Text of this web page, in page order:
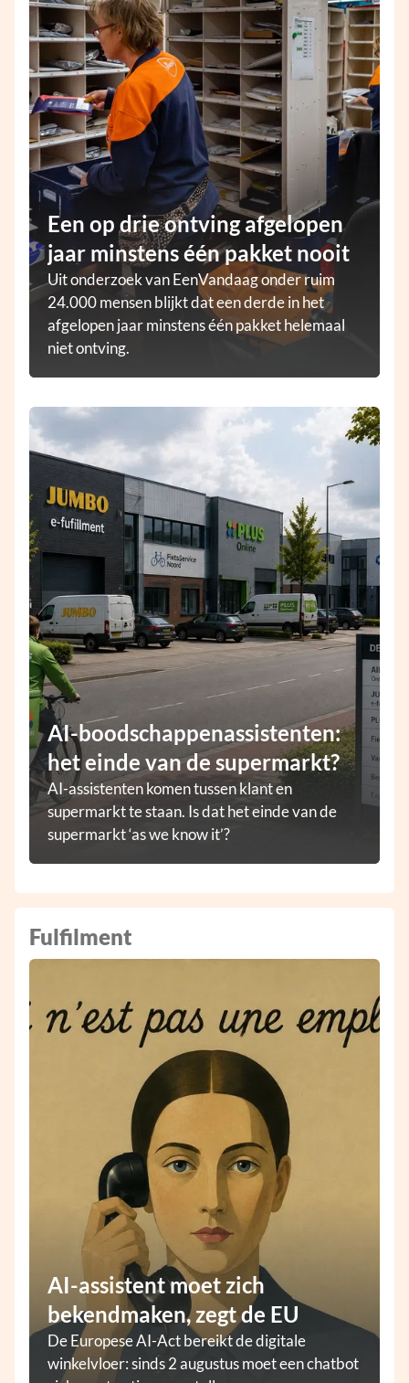
AI-boodschappenassistenten:
het einde van de supermarkt?
AI-assistenten komen tussen klant en
supermarkt te staan. Is dat het einde van de
supermarkt ‘as we know it’?
Een op drie ontving afgelopen
jaar minstens één pakket nooit
Uit onderzoek van EenVandaag onder ruim
24.000 mensen blijkt dat een derde in het
afgelopen jaar minstens één pakket helemaal
niet ontving.
Fulfilment
AI-assistent moet zich
bekendmaken, zegt de EU
De Europese AI-Act bereikt de digitale
winkelvloer: sinds 2 augustus moet een chatbot